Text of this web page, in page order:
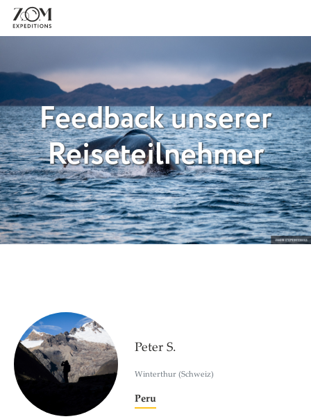
Feedback unserer
Reiseteilnehmer
Peter S.
Winterthur (Schweiz)
Peru